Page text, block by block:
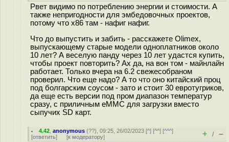
Рвет видимо по потреблению энергии и стоимости. А
также непригодности для эмбедовочных проектов,
потому что x86 там - нафиг нафиг.
Что до выпустить и забить - расскажете Olimex,
выпускающему старые модели одноплатников около
10 лет? А веселую панду через 10 лет удастся купить,
чтобы проект повторить? Ах да, на вон том - майнлайн
работает. Только вчера на 6.2 свежесобраном
проверил. Что еще надо? А то что оно китайский проц
под болгарским соусом - зато и стоит 30 евротугриков,
да еще есть версии под пром диапазон температур
сразу, с приличным eMMC для загрузки вместо
сыпучих SD карт.
4.42 ,anonymous (??), 09:25, 26/02/2023 [^] [^^] [^^^]
[ответить] [к модератору] + / –